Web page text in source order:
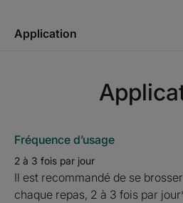
caries pouvant être causées par
• ADAPTÉ aux Femmes
Environnement
Fiche produit relative aux qualités
environnementales
Application
Fréquence d’usage
2 à 3 fois par jour
Il est recommandé de se
chaque repas, 2 à 3 fois par